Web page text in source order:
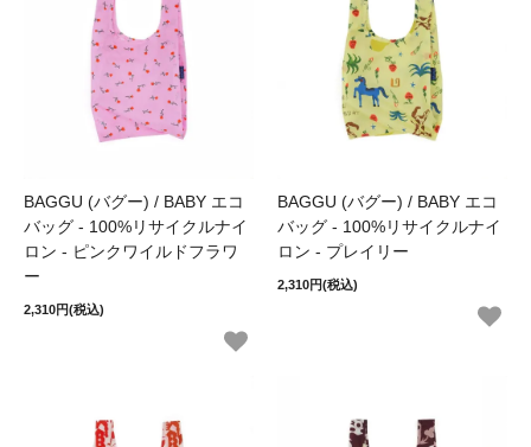
BAGGU (バグー) / BABY エコ
バッグ - 100%リサイクルナイ
ロン - ピンクワイルドフラワ
ー
2,310円(税込)
BAGGU (バグー) / BABY エコ
バッグ - 100%リサイクルナイ
ロン - プレイリー
2,310円(税込)